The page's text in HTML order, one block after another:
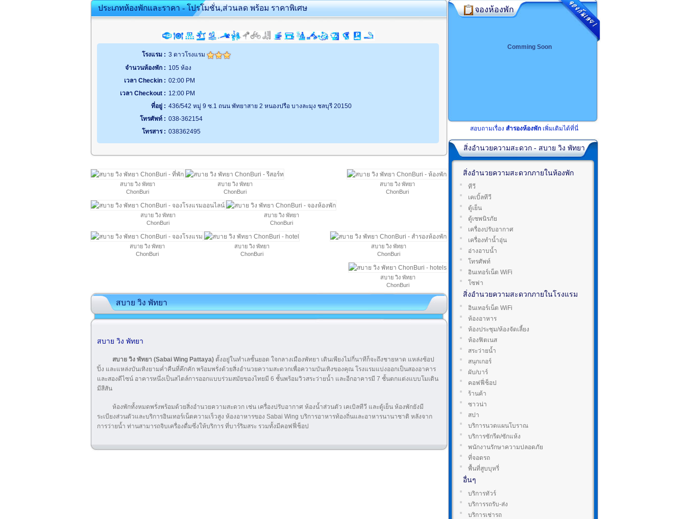
ประเภทห้องพักและราคา - โปรโมชั่น,ส่วนลด พร้อม ราคาพิเศษ
โรงแรม : 3 ดาวโรงแรม
จำนวนห้องพัก : 105 ห้อง
เวลา Checkin : 02:00 PM
เวลา Checkout : 12:00 PM
ที่อยู่ : 436/542 หมู่ 9 ซ.1 ถนน พัทยาสาย 2 หนองปรือ บางละมุง ชลบุรี 20150
โทรศัพท์ : 038-362154
โทรสาร : 038362495
สบาย วิง พัทยา
ChonBuri
สบาย วิง พัทยา
ChonBuri
สบาย วิง พัทยา
ChonBuri
สบาย วิง พัทยา
ChonBuri
สบาย วิง พัทยา
ChonBuri
สบาย วิง พัทยา
ChonBuri
สบาย วิง พัทยา
ChonBuri
สบาย วิง พัทยา
ChonBuri
สบาย วิง พัทยา
ChonBuri
สบาย วิง พัทยา
สบาย วิง พัทยา
สบาย วิง พัทยา (Sabai Wing Pattaya) ตั้งอยู่ในทำเลชั้นยอด ใจกลางเมืองพัทยา เดินเพียงไม่กี่นาทีก็จะถึงชายหาด แหล่งช้อป
ปิ้ง และแหล่งบันเทิงยามค่ำคืนที่คึกคัก พร้อมพรั่งด้วยสิ่งอำนวยความสะดวกเพื่อความบันเทิงของคุณ โรงแรมแบ่งออกเป็นสองอาคาร
และสองดีไซน์ อาคารหนึ่งเป็นสไตล์การออกแบบร่วมสมัยของไทยมี 6 ชั้นพร้อมวิวสระว่ายน้ำ และอีกอาคารมี 7 ชั้นตกแต่งแบบโมเดิน
มีสีสัน
ห้องพักทั้งหมดพรั่งพร้อมด้วยสิ่งอำนวยความสะดวก เช่น เครื่องปรับอากาศ ห้องน้ำส่วนตัว เคเบิลทีวี และตู้เย็น ห้องพักยังมี
ระเบียงส่วนตัวและบริการอินเทอร์เน็ตความเร็วสูง ห้องอาหารของ Sabai Wing บริการอาหารท้องถิ่นและอาหารนานาชาติ หลังจาก
การว่ายน้ำ ท่านสามารถจิบเครื่องดื่มซึ่งให้บริการ ที่บาร์ริมสระ รวมทั้งมีคอฟฟี่ช็อป
จองห้องพัก
Comming Soon
สอบถามเรื่อง สำรองห้องพัก เพิ่มเติมได้ที่นี่
สิ่งอำนวยความสะดวก - สบาย วิง พัทยา
สิ่งอำนวยความสะดวกภายในห้องพัก
ทีวี
เคเบิ้ลทีวี
ตู้เย็น
ตู้เซพนิรภัย
เครื่องปรับอากาศ
เครื่องทำน้ำอุ่น
อ่างอาบน้ำ
โทรศัพท์
อินเทอร์เน็ต WiFi
โซฟา
สิ่งอำนวยความสะดวกภายในโรงแรม
อินเทอร์เน็ต WiFi
ห้องอาหาร
ห้องประชุม/ห้องจัดเลี้ยง
ห้องฟิตเนส
สระว่ายน้ำ
สนุกเกอร์
ผับ/บาร์
คอฟฟี่ช็อป
ร้านค้า
ซาวน่า
สปา
บริการนวดแผนโบราณ
บริการซักรีด/ซักแห้ง
พนักงานรักษาความปลอดภัย
ที่จอดรถ
พื้นที่สูบบุหรี่
อื่นๆ
บริการทัวร์
บริการรถรับ-ส่ง
บริการเช่ารถ